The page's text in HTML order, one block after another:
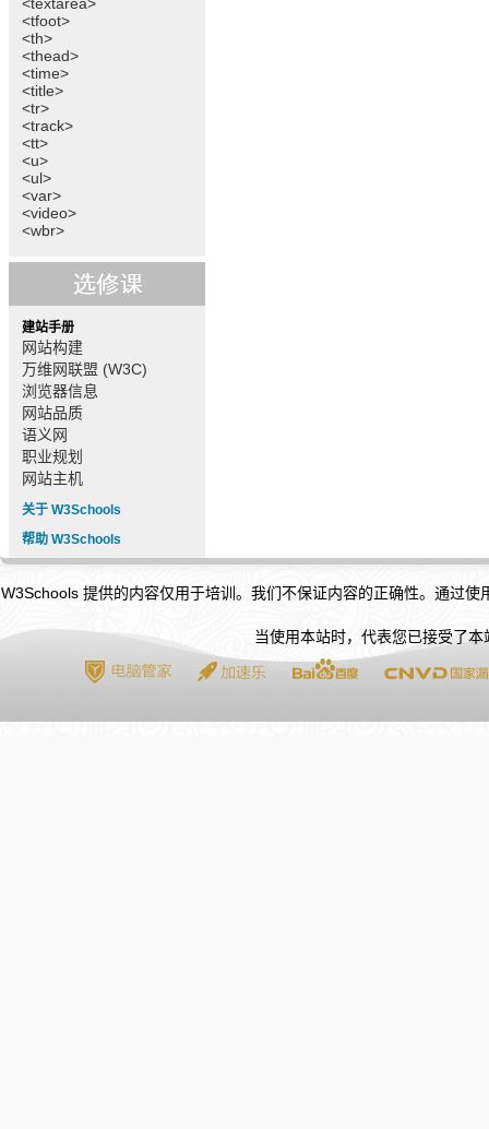
<tfoot>
<th>
<thead>
<time>
<title>
<tr>
<track>
<tt>
<u>
<ul>
<var>
<video>
<wbr>
建站手册
网站构建
万维网联盟 (W3C)
浏览器信息
网站品质
语义网
职业规划
网站主机
关于 W3Schools
帮助 W3Schools
W3Schools 提供的内容仅用于培训。我们不保证内容的正确性。通过
当使用本站时，代表您已接受了本